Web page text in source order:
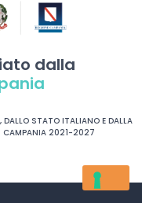
dalla
DALLO STATO ITALIANO E DALLA
CAMPANIA 2021-2027